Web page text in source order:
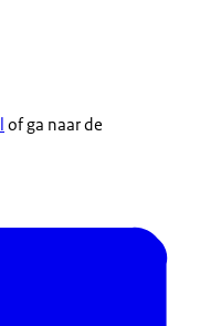
of ga naar de